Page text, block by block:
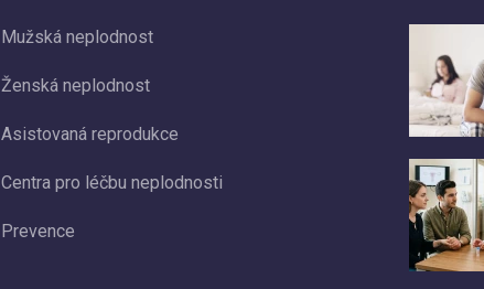
Mužská neplodnost
Ženská neplodnost
Asistovaná reprodukce
Centra pro léčbu neplodnosti
Prevence